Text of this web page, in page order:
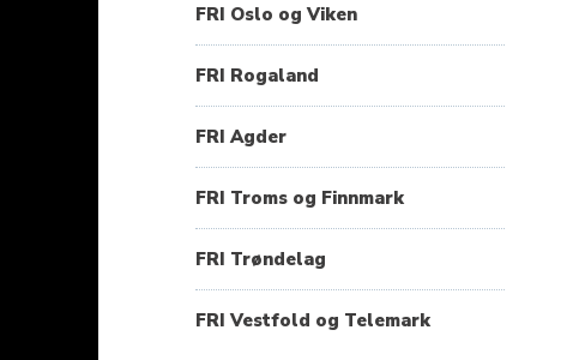
FRI Oslo og Viken
FRI Rogaland
FRI Agder
FRI Troms og Finnmark
FRI Trøndelag
FRI Vestfold og Telemark